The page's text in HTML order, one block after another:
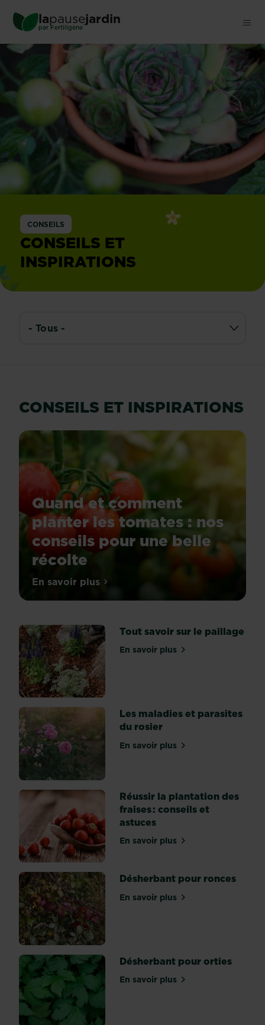
main
content
lapausejardin
par Fertiligène®
CONSEILS
CONSEILS ET
INSPIRATIONS
CONSEILS ET INSPIRATIONS
Quand et comment
planter les tomates : nos
conseils pour une belle
récolte
Star
de
l’été,
(Solanum
lycopersicum
)
donne
un
coup
d’éclat
à
nos
avec
ses
couleurs
pimpantes
rouge,
jaune,
orange,
même
ou
noire.
Pour
en
découvrir
toutes
les...
En savoir plussur Quand et comment planter les
Tout savoir sur le paillage
En savoir plussur Tout savoir sur le
Les maladies et parasites
du rosier
En savoir plussur Les maladies et
Réussir la plantation des
fraises : conseils et
astuces
En savoir plussur Réussir la plantation
Désherbant pour ronces
En savoir plussur Désherbant pour
Désherbant pour orties
En savoir plussur Désherbant pour